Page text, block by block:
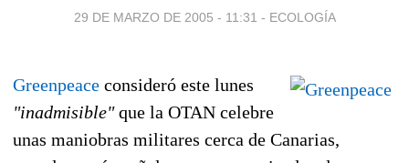
29 DE MARZO DE 2005 - 11:31 - ECOLOGÍA
Greenpeace consideró este lunes
"inadmisible"que la OTAN celebre
unas maniobras militares cerca de Canarias,